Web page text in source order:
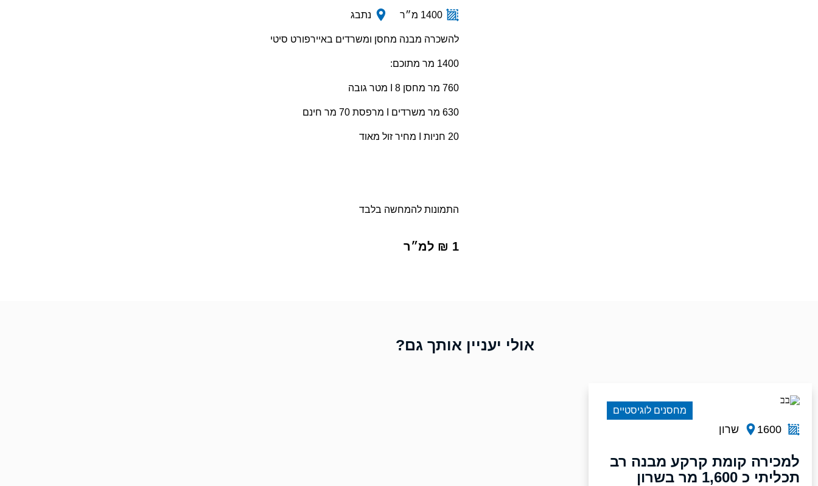
1400 מ״ר נתבג
להשכרה מבנה מחסן ומשרדים באיירפורט סיטי
1400 מר מתוכם:
760 מר מחסן I 8 מטר גובה
630 מר משרדים I מרפסת 70 מר חינם
20 חניות I מחיר זול מאוד
התמונות להמחשה בלבד
1 ₪ למ״ר
אולי יעניין אותך גם?
1600 שרון
למכירה קומת קרקע מבנה רב
תכליתי כ 1,600 מר בשרון
מחסנים לוגיסטיים